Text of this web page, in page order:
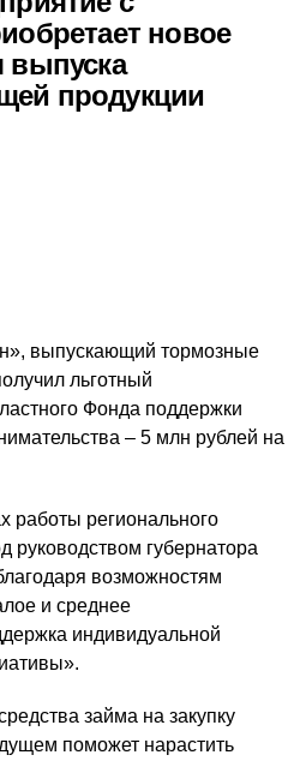
новое
выпуска
продукции
выпускающий тормозные
льготный
Фонда поддержки
– 5 млн рублей на
работы регионального
руководством губернатора
возможностям
и среднее
индивидуальной
займа на закупку
поможет нарастить